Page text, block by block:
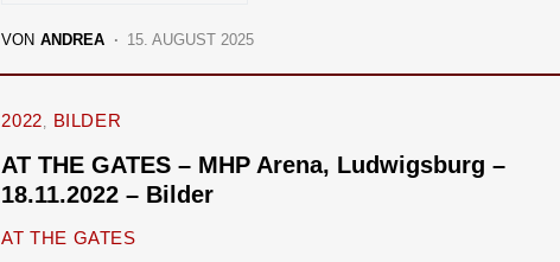
VON ANDREA 15. AUGUST 2025
2022 BILDER
AT THE GATES – MHP Arena, Ludwigsburg –
18.11.2022 – Bilder
AT THE GATES